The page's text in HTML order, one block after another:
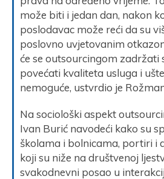
može biti i jedan dan, nakon
poslodavac može reći da su
poslovno uvjetovanim
će se outsourcingom zadržati
povećati kvaliteta usluga i
nemoguće, ustvrdio je
Na sociološki aspekt
Ivan Burić navodeći kako su
školama i bolnicama, portiri i
koji su niže na društvenoj
svakodnevni posao u